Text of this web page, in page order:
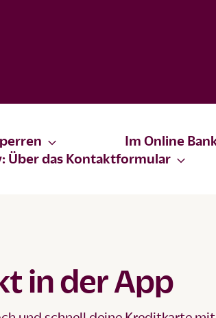
Im Online
Über das Kontaktformular
in der App